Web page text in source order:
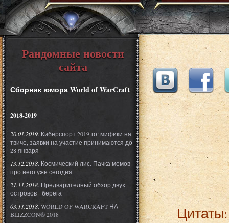
Рандомные новости
сайта
Сборник юмора World of WarCraft
2018-2019
20.01.2019. Киберспорт 2019-го: мифики на
твиче, заявки на участие принимаются до
28 января
13.12.2018. Космический лис. Пачка мемов
про него уже сегодня
21.11.2018. Предварителный обзор двух
островов - берега
03.11.2018. WORLD OF WARCRAFT НА
BLIZZCON® 2018